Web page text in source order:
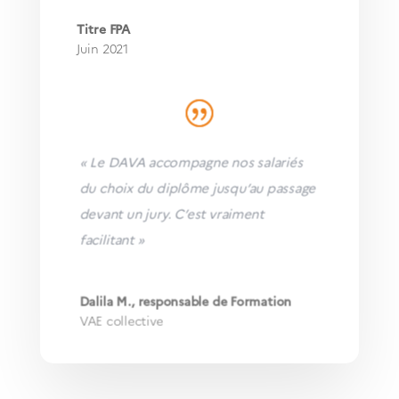
Titre FPA
Juin 2021
« Le DAVA accompagne nos salariés
du choix du diplôme jusqu’au passage
devant un jury. C’est vraiment
facilitant »
Dalila M., responsable de Formation
VAE collective